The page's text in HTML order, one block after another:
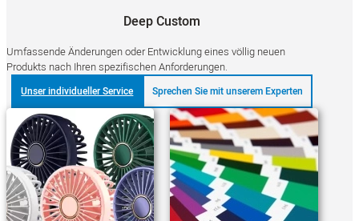
Deep Custom
Umfassende Änderungen oder Entwicklung eines völlig neuen
Produkts nach Ihren spezifischen Anforderungen.
Unser individueller Service Sprechen Sie mit unserem Experten